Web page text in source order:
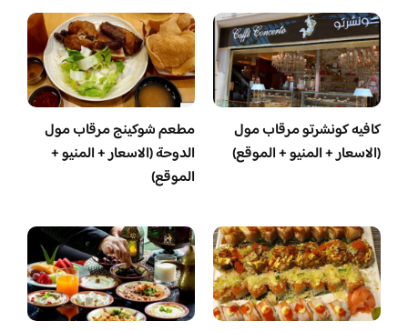
كافيه كونشرتو مرقاب مول
(الاسعار + المنيو + الموقع)
مطعم شوكينج مرقاب مول
الدوحة (الاسعار + المنيو +
الموقع)